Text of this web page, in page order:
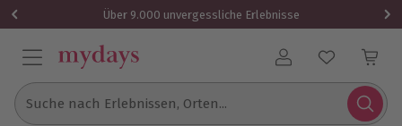
Über 9.000 unvergessliche Erlebnisse
Benutzerkonto
Suche nach Erlebnissen, Orten...